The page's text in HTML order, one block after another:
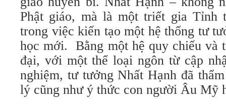
Phật giáo, mà là một triết gia Tỉnh
trong việc kiến tạo một hệ thống tư
học mới. Bằng một hệ quy chiếu và
đại, với một thể loại ngôn từ cập
nghiệm, tư tưởng Nhất Hạnh đã
lý cũng như ý thức con người Âu Mỹ